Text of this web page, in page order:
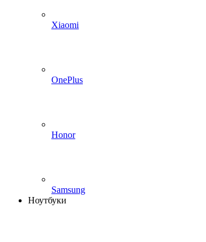
Xiaomi
OnePlus
Honor
Samsung
Ноутбуки